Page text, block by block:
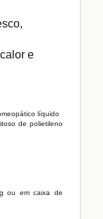
e
líquido
de polietileno
ou em caixa de